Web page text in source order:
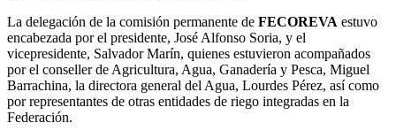
La delegación de la comisión permanente de FECOREVA estuvo
encabezada por el presidente, José Alfonso Soria, y el
vicepresidente, Salvador Marín, quienes estuvieron acompañados
por el conseller de Agricultura, Agua, Ganadería y Pesca, Miguel
Barrachina, la directora general del Agua, Lourdes Pérez, así como
por representantes de otras entidades de riego integradas en la
Federación.